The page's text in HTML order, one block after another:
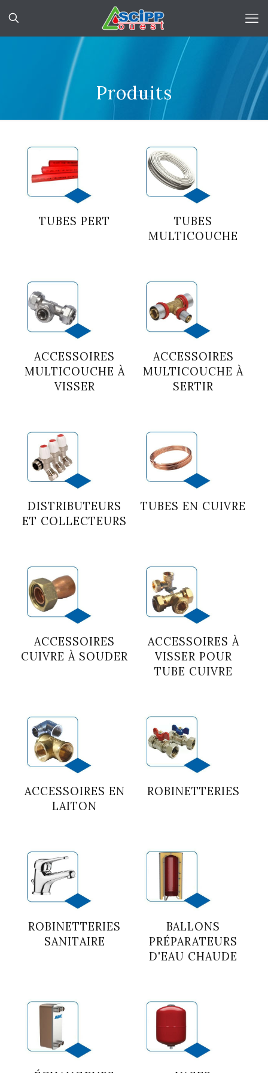
Produits
TUBES PERT
TUBES
MULTICOUCHE
ACCESSOIRES
MULTICOUCHE À
VISSER
ACCESSOIRES
MULTICOUCHE À
SERTIR
DISTRIBUTEURS
ET COLLECTEURS
TUBES EN CUIVRE
ACCESSOIRES
CUIVRE À SOUDER
ACCESSOIRES À
VISSER POUR
TUBE CUIVRE
ACCESSOIRES EN
LAITON
ROBINETTERIES
ROBINETTERIES
SANITAIRE
BALLONS
PRÉPARATEURS
D'EAU CHAUDE